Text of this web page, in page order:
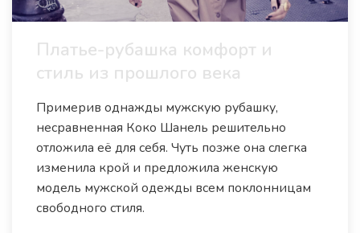
Платье-рубашка комфорт и
стиль из прошлого века
Примерив однажды мужскую рубашку,
несравненная Коко Шанель решительно
отложила её для себя. Чуть позже она слегка
изменила крой и предложила женскую
модель мужской одежды всем поклонницам
свободного стиля.